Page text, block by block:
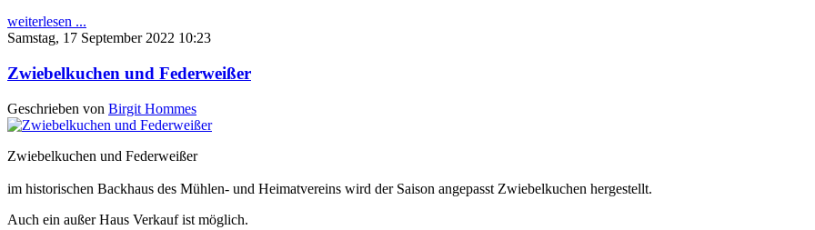
weiterlesen ...
Samstag, 17 September 2022 10:23
Zwiebelkuchen und Federweißer
Geschrieben von Birgit Hommes
Zwiebelkuchen und Federweißer
im historischen Backhaus des Mühlen- und Heimatvereins wird der Saison angepasst Zwiebelkuchen hergestellt.
Auch ein außer Haus Verkauf ist möglich.